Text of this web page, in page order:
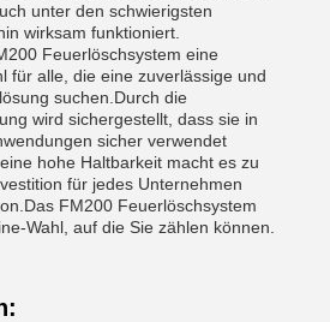
unter den schwierigsten
wirksam funktioniert.
Feuerlöschsystem eine
für alle, die eine zuverlässige und
suchen.Durch die
wird sichergestellt, dass sie in
sicher verwendet
hohe Haltbarkeit macht es zu
für jedes Unternehmen
FM200 Feuerlöschsystem
Wahl, auf die Sie zählen können.